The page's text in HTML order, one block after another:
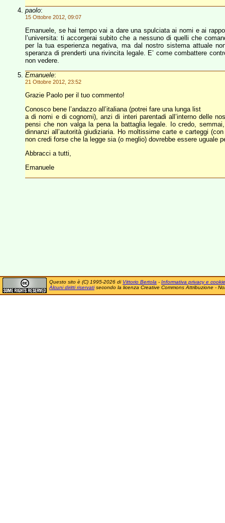
paolo:
15 Ottobre 2012, 09:07
Emanuele, se hai tempo vai a dare una spulciata ai nomi e ai
l’universita: ti accorgerai subito che a nessuno di quelli che
per la tua esperienza negativa, ma dal nostro sistema attuale
speranza di prenderti una rivincita legale. E’ come combattere
non vedere.
Emanuele:
21 Ottobre 2012, 23:52
Grazie Paolo per il tuo commento!
Conosco bene l’andazzo all’italiana (potrei fare una lunga list
a di nomi e di cognomi), anzi di interi parentadi all’interno delle
pensi che non valga la pena la battaglia legale. Io credo,
dinnanzi all’autorità giudiziaria. Ho moltissime carte e carteggi
non credi forse che la legge sia (o meglio) dovrebbe essere uguale
Abbracci a tutti,
Emanuele
Questo sito è (C) 1995-2026 di Vittorio Bertola - Informativa privacy e cookie
Alcuni diritti riservatisecondo la licenza Creative Commons Attribuzione -